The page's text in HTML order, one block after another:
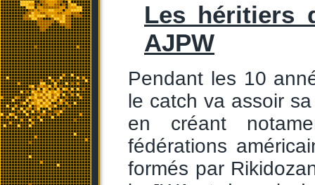
Les héritiers
AJPW
Pendant les 10
le catch va assoir
en créant
fédérations
formés par